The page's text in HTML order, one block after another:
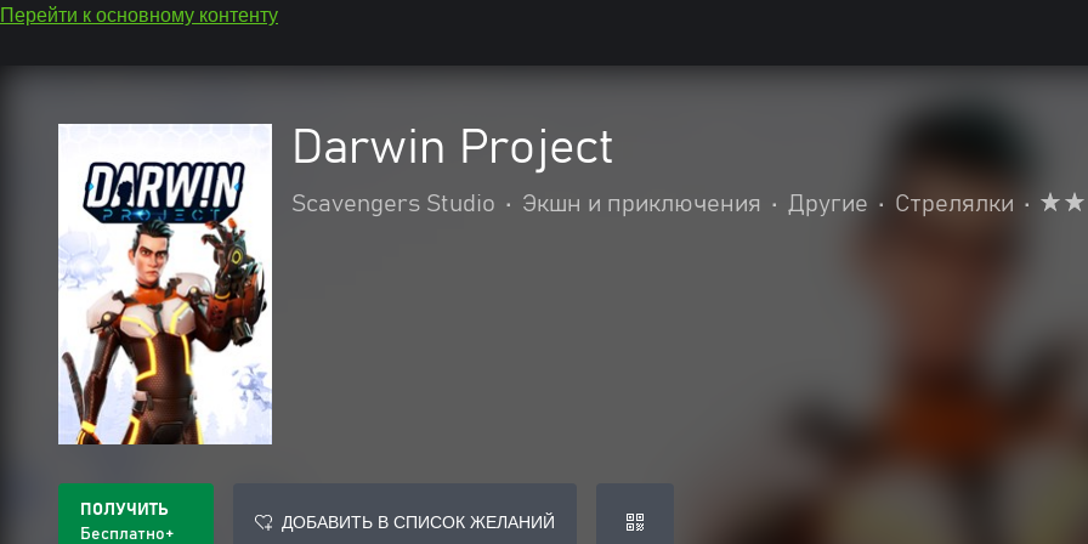
Перейти к основному контенту
Darwin Project
Scavengers Studio • Экшн и приключения • Другие • Стрелялки •
ПОЛУЧИТЬ
Бесплатно+
ДОБАВИТЬ В СПИСОК ЖЕЛАНИЙ